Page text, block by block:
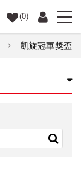
(0)
凱旋冠軍獎盃